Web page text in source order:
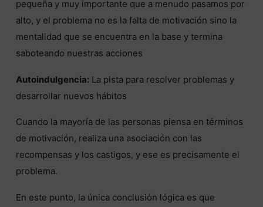
pequeña y muy importante que a menudo pasamos por
alto, y el problema no es la falta de motivación sino la
mentalidad que se encuentra en la base y termina
saboteando nuestras acciones
Autoindulgencia: La pista para resolver problemas y
desarrollar nuevos hábitos
Cuando la mayoría de las personas piensa en términos
de motivación, realiza una asociación con las
recompensas y los castigos, y ese es precisamente el
problema.
En este punto, la única conclusión lógica es que